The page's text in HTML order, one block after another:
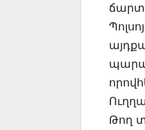
Թող